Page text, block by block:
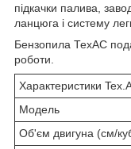
підкачки палива,
ланцюга і систему
Бензопила ТехАС
роботи.
Характеристики
Модель
Об'єм двигуна (см/